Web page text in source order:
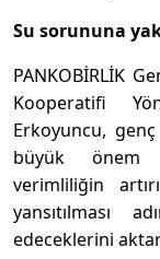
Su sorununa
PANKOBİRLİK
Kooperatifi
Erkoyuncu,
büyük önem
verimliliğin
yansıtılması
edeceklerini